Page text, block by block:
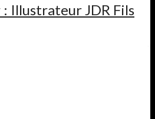
Illustrateur JDR Fils